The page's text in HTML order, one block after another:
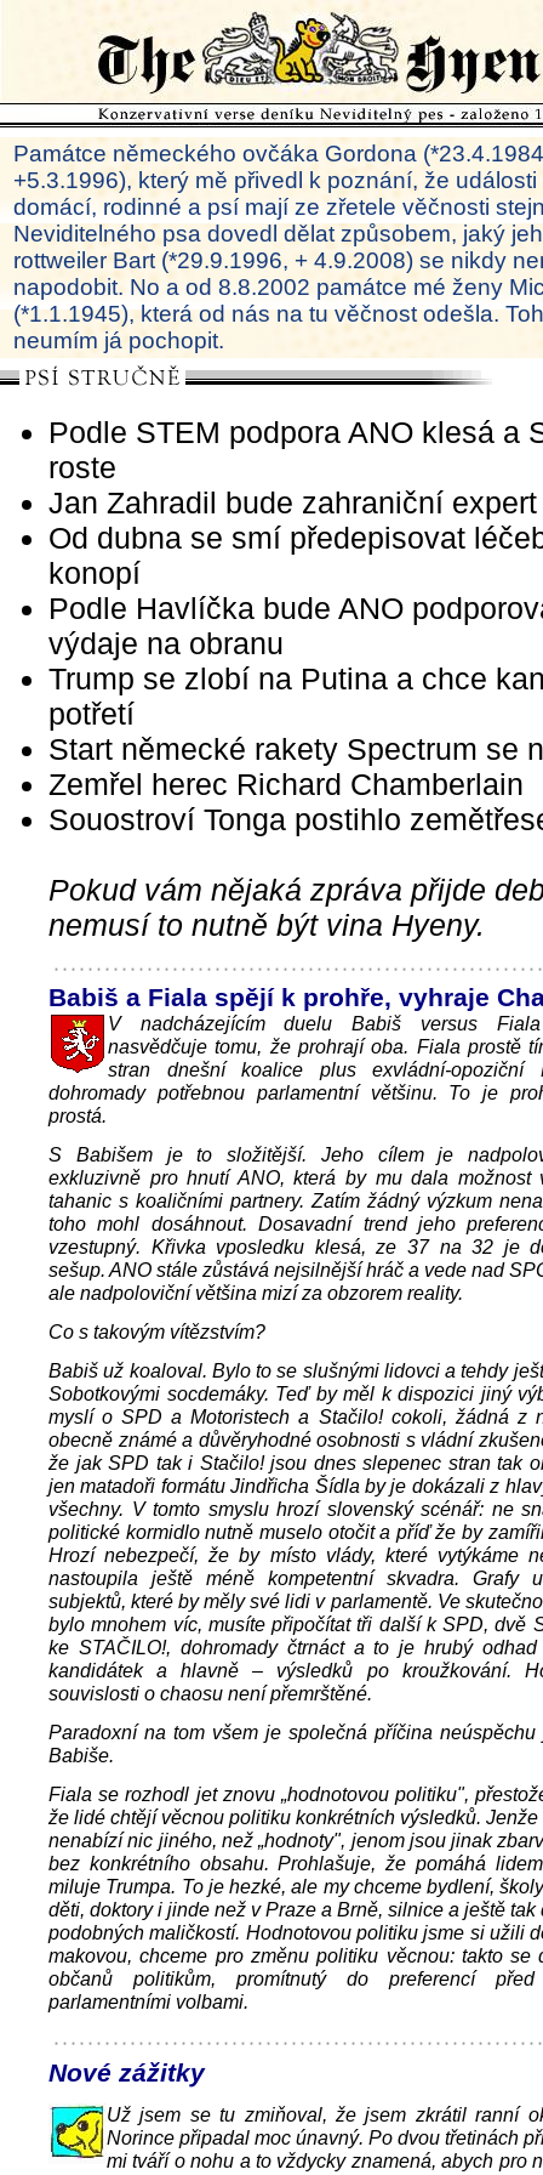
Památce německého ovčáka Gordona
+5.3.1996), který mě přivedl k poznání, že
domácí, rodinné a psí mají ze zřetele věčnosti
Neviditelného psa dovedl dělat způsobem, jaký
rottweiler Bart (*29.9.1996, + 4.9.2008) se nikdy
napodobit. No a od 8.8.2002 památce mé ženy
(*1.1.1945), která od nás na tu věčnost odešla.
neumím já pochopit.
Podle STEM podpora ANO klesá a
roste
Jan Zahradil bude zahraniční
Od dubna se smí předepisovat
konopí
Podle Havlíčka bude ANO
výdaje na obranu
Trump se zlobí na Putina a chce
potřetí
Start německé rakety Spectrum se
Zemřel herec Richard Chamberlain
Souostroví Tonga postihlo
Pokud vám nějaká zpráva přijde
nemusí to nutně být vina Hyeny.
Babiš a Fiala spějí k prohře, vyhraje
V nadcházejícím duelu Babiš versus
nasvědčuje tomu, že prohrají oba. Fiala prostě
stran dnešní koalice plus exvládní-opoziční
dohromady potřebnou parlamentní většinu. To je
prostá.
S Babišem je to složitější. Jeho cílem je
exkluzivně pro hnutí ANO, která by mu dala možnost
tahanic s koaličními partnery. Zatím žádný výzkum
toho mohl dosáhnout. Dosavadní trend jeho
vzestupný. Křivka vposledku klesá, ze 37 na 32 je
sešup. ANO stále zůstává nejsilnější hráč a vede nad
ale nadpoloviční většina mizí za obzorem reality.
Co s takovým vítězstvím?
Babiš už koaloval. Bylo to se slušnými lidovci a tehdy
Sobotkovými socdemáky. Teď by měl k dispozici jiný
myslí o SPD a Motoristech a Stačilo! cokoli, žádná z
obecně známé a důvěryhodné osobnosti s vládní
že jak SPD tak i Stačilo! jsou dnes slepenec stran tak
jen matadoři formátu Jindřicha Šídla by je dokázali z
všechny. V tomto smyslu hrozí slovenský scénář: ne
politické kormidlo nutně muselo otočit a příď že by
Hrozí nebezpečí, že by místo vlády, které vytýkáme
nastoupila ještě méně kompetentní skvadra. Grafy
subjektů, které by měly své lidi v parlamentě. Ve
bylo mnohem víc, musíte připočítat tři další k SPD, dvě
ke STAČILO!, dohromady čtrnáct a to je hrubý
kandidátek a hlavně – výsledků po kroužkování.
souvislosti o chaosu není přemrštěné.
Paradoxní na tom všem je společná příčina neúspěchu
Babiše.
Fiala se rozhodl jet znovu „hodnotovou politiku",
že lidé chtějí věcnou politiku konkrétních výsledků.
nenabízí nic jiného, než „hodnoty", jenom jsou jinak
bez konkrétního obsahu. Prohlašuje, že pomáhá
miluje Trumpa. To je hezké, ale my chceme bydlení,
děti, doktory i jinde než v Praze a Brně, silnice a ještě tak
podobných maličkostí. Hodnotovou politiku jsme si užili
makovou, chceme pro změnu politiku věcnou: takto se
občanů politikům, promítnutý do preferencí před
parlamentními volbami.
Nové zážitky
Už jsem se tu zmiňoval, že jsem zkrátil ranní
Norince připadal moc únavný. Po dvou třetinách
mi tváří o nohu a to vždycky znamená, abych pro